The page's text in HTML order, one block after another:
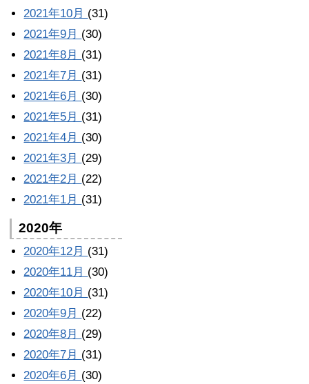
2021年10月 (31)
2021年9月 (30)
2021年8月 (31)
2021年7月 (31)
2021年6月 (30)
2021年5月 (31)
2021年4月 (30)
2021年3月 (29)
2021年2月 (22)
2021年1月 (31)
2020年
2020年12月 (31)
2020年11月 (30)
2020年10月 (31)
2020年9月 (22)
2020年8月 (29)
2020年7月 (31)
2020年6月 (30)